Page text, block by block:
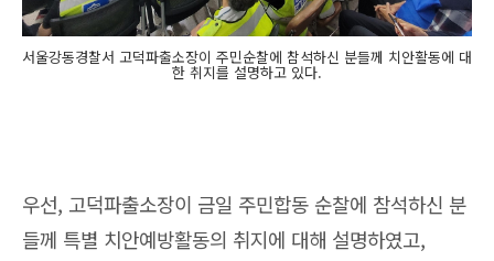
서울강동경찰서 고덕파출소장이 주민순찰에 참석하신 분들께 치안활동에 대
한 취지를 설명하고 있다.
우선, 고덕파출소장이 금일 주민합동 순찰에 참석하신 분
들께 특별 치안예방활동의 취지에 대해 설명하였고,